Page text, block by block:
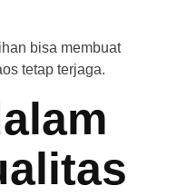
bisa membuat
tetap terjaga.